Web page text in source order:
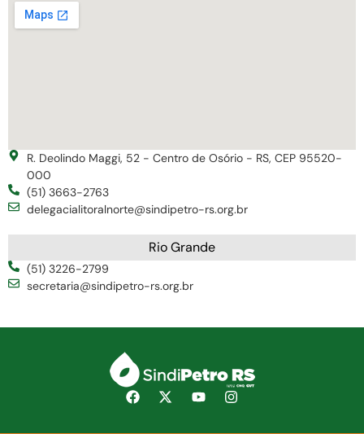
R. Deolindo Maggi, 52 - Centro de Osório - RS, CEP 95520-
000
(51) 3663-2763
delegacialitoralnorte@sindipetro-rs.org.br
Rio Grande
(51) 3226-2799
secretaria@sindipetro-rs.org.br